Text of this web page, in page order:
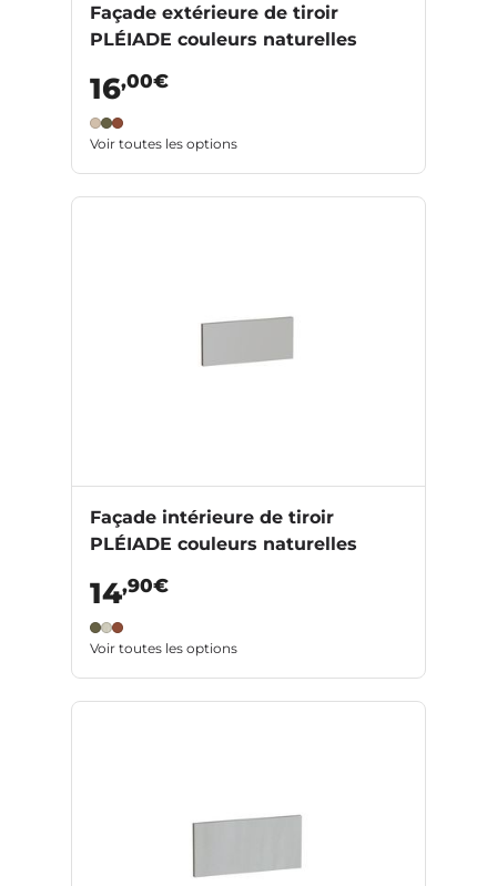
Façade extérieure de tiroir
PLÉIADE couleurs naturelles
16,00€
Voir toutes les options
Façade intérieure de tiroir
PLÉIADE couleurs naturelles
14,90€
Voir toutes les options